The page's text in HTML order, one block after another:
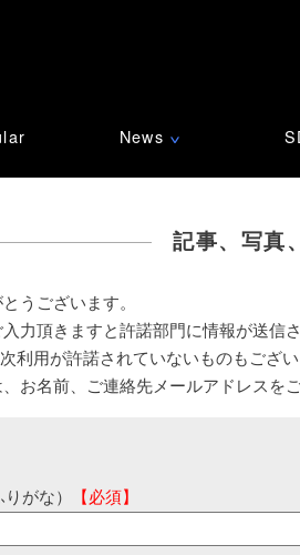
News ∨
記事、写真
うございます。
力頂きますと許諾部門に情報が送信
利用が許諾されていないものもござ
お名前、ご連絡先メールアドレスを
がな） 【必須】